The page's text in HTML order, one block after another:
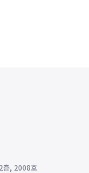
층, 2008호